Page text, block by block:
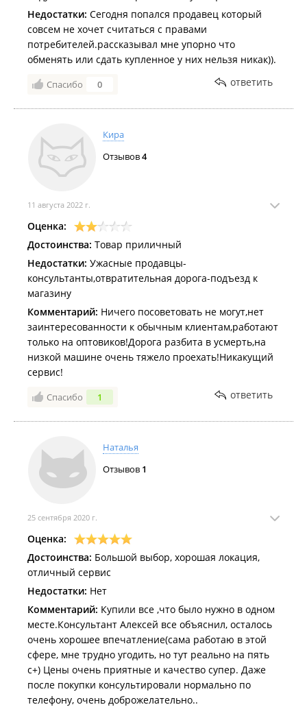
Недостатки: Сегодня попался продавец который
совсем не хочет считаться с правами
потребителей.рассказывал мне упорно что
обменять или сдать купленное у них нельзя никак)).
Спасибо 0 ответить
Кира
Отзывов4
11 августа 2022 г.
Оценка:
Достоинства: Товар приличный
Недостатки: Ужасные продавцы-
консультанты,отвратительная дорога-подъезд к
магазину
Комментарий: Ничего посоветовать не могут,нет
заинтересованности к обычным клиентам,работают
только на оптовиков!Дорога разбита в усмерть,на
низкой машине очень тяжело проехать!Никакущий
сервис!
Спасибо 1 ответить
Наталья
Отзывов 1
25 сентября 2020 г.
Оценка:
Достоинства: Большой выбор, хорошая локация,
отличный сервис
Недостатки: Нет
Комментарий: Купили все ,что было нужно в одном
месте.Консультант Алексей все объяснил, осталось
очень хорошее впечатление(сама работаю в этой
сфере, мне трудно угодить, но тут реально на пять
с+) Цены очень приятные и качество супер. Даже
после покупки консультировали нормально по
телефону, очень доброжелательно..